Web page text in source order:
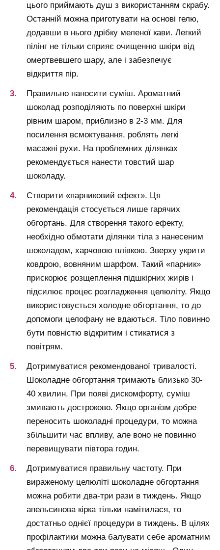
цього приймають душ з використанням скрабу.
Останній можна приготувати на основі гелю,
додавши в нього дрібку меленої кави. Легкий
пілінг не тільки сприяє очищенню шкіри від
омертвевшего шару, але і забезпечує
відкриття пір.
Правильно наносити суміш. Ароматний
шоколад розподіляють по поверхні шкіри
рівним шаром, приблизно в 2-3 мм. Для
посилення всмоктування, роблять легкі
масажні рухи. На проблемних ділянках
рекомендується нанести товстий шар
шоколаду.
Створити «парниковий ефект». Ця
рекомендація стосується лише гарячих
обгортань. Для створення такого ефекту,
необхідно обмотати ділянки тіла з нанесеним
шоколадом, харчовою плівкою. Зверху укрити
ковдрою, вовняним шарфом. Такий «парник»
прискорює розщеплення підшкірних жирів і
підсилює процес розгладження целюліту. Якщо
використовується холодне обгортання, то до
допомоги целофану не вдаються. Тіло повинно
бути повністю відкритим і стикатися з
повітрям.
Дотримуватися рекомендованої тривалості.
Шоколадне обгортання тримають близько 30-
40 хвилин. При появі дискомфорту, суміш
змивають достроково. Якщо організм добре
переносить шоколадні процедури, то можна
збільшити час впливу, але воно не повинно
перевищувати півтора годин.
Дотримуватися правильну частоту. При
вираженому целюліті шоколадне обгортання
можна робити два-три рази в тиждень. Якщо
апельсинова кірка тільки намітилася, то
достатньо однієї процедури в тиждень. В цілях
профілактики можна балувати себе ароматним